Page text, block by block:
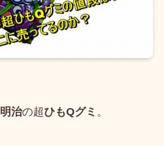
明治の超ひもQグミ 。